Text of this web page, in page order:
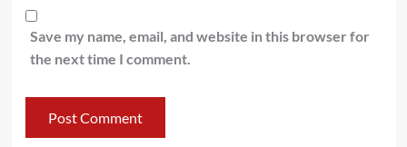
Save my name, email, and website in this browser for
the next time I comment.